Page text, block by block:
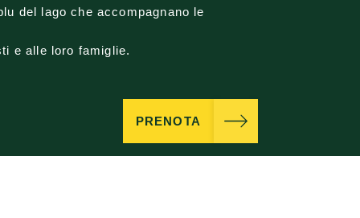
del lago che accompagnano le
e alle loro famiglie.
PRENOTA